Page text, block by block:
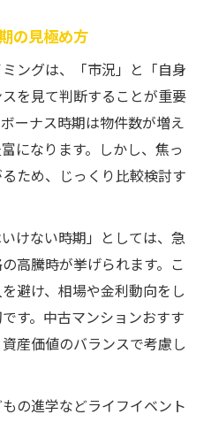
の見極め方
ングは、「市況」と「自身
を見て判断することが重要
ーナス時期は物件数が増え
になります。しかし、焦っ
ため、じっくり比較検討す
けない時期」としては、急
高騰時が挙げられます。こ
避け、相場や金利動向をし
す。中古マンションおすす
産価値のバランスで考慮し
の進学などライフイベント